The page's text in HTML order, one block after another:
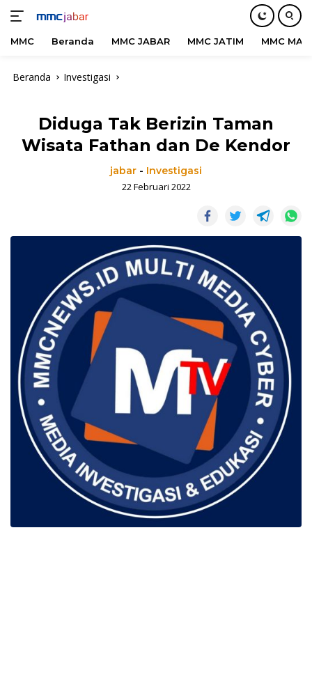
MMC Beranda MMC JABAR MMC JATIM MMC
Beranda Investigasi
Diduga Tak Berizin Taman
Wisata Fathan dan De Kendor
jabar - Investigasi
22 Februari 2022